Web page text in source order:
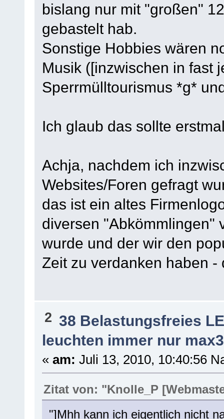
bislang nur mit "großen"
gebastelt hab.
Sonstige Hobbies wären
Musik ([inzwischen in fast
Sperrmülltourismus *g*
Ich glaub das sollte
Achja, nachdem ich
Websites/Foren gefragt
das ist ein altes
diversen "Abkömmlingen"
wurde und der wir den
Zeit zu verdanken haben -
2 38 Belastungsfreies
leuchten immer nur
« am: Juli 13, 2010, 10:40:56
Zitat von: "Knolle_P
"]Mhh kann ich eigentlich nicht